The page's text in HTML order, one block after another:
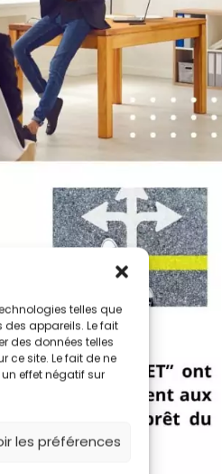
telles que
appareils. Le fait
des données telles
ce site. Le fait de ne
effet négatif sur
les préférences